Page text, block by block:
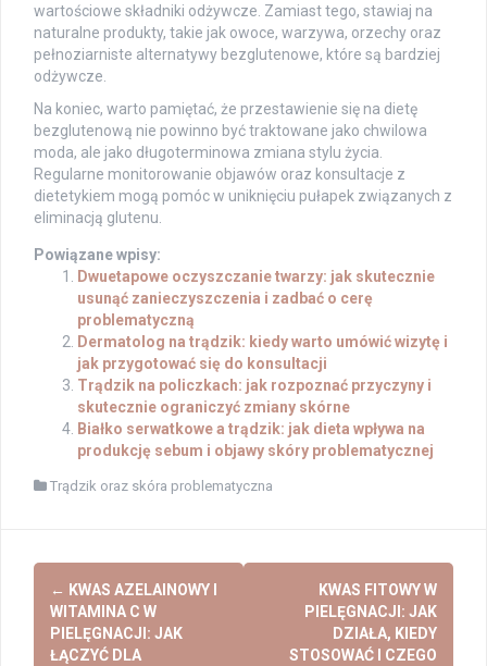
wartościowe składniki odżywcze. Zamiast tego, stawiaj na
naturalne produkty, takie jak owoce, warzywa, orzechy oraz
pełnoziarniste alternatywy bezglutenowe, które są bardziej
odżywcze.
Na koniec, warto pamiętać, że przestawienie się na dietę
bezglutenową nie powinno być traktowane jako chwilowa
moda, ale jako długoterminowa zmiana stylu życia.
Regularne monitorowanie objawów oraz konsultacje z
dietetykiem mogą pomóc w uniknięciu pułapek związanych z
eliminacją glutenu.
Powiązane wpisy:
Dwuetapowe oczyszczanie twarzy: jak skutecznie
usunąć zanieczyszczenia i zadbać o cerę
problematyczną
Dermatolog na trądzik: kiedy warto umówić wizytę i
jak przygotować się do konsultacji
Trądzik na policzkach: jak rozpoznać przyczyny i
skutecznie ograniczyć zmiany skórne
Białko serwatkowe a trądzik: jak dieta wpływa na
produkcję sebum i objawy skóry problematycznej
Trądzik oraz skóra problematyczna
Post
navigation
← KWAS AZELAINOWY I
WITAMINA C W
PIELĘGNACJI: JAK
ŁĄCZYĆ DLA
KWAS FITOWY W
PIELĘGNACJI: JAK
DZIAŁA, KIEDY
STOSOWAĆ I CZEGO